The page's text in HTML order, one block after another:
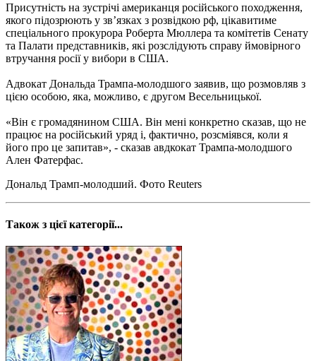
Присутність на зустрічі американця російського походження,
якого підозрюють у зв’язках з розвідкою рф, цікавитиме
спеціального прокурора Роберта Мюллера та комітетів Сенату
та Палати представників, які розслідують справу ймовірного
втручання росії у вибори в США.
Адвокат Дональда Трампа-молодшого заявив, що розмовляв з
цією особою, яка, можливо, є другом Весельницької.
«Він є громадянином США. Він мені конкретно сказав, що не
працює на російський уряд і, фактично, розсміявся, коли я
його про це запитав», - сказав авдкокат Трампа-молодшого
Ален Фатерфас.
Дональд Трамп-молодший. Фото Reuters
Також з цієї категорії...